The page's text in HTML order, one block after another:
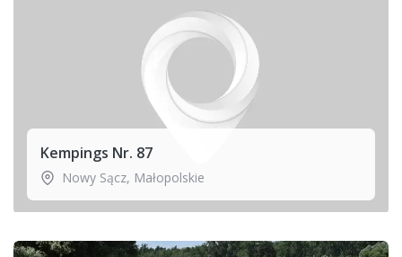
Kempings Nr. 87
Nowy Sącz, Małopolskie